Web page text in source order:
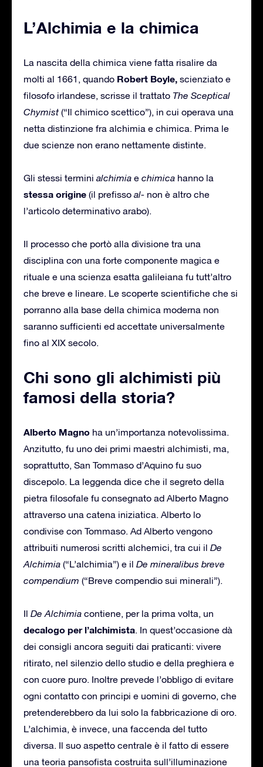
L’Alchimia e la chimica
La nascita della chimica viene fatta risalire da
molti al 1661, quando Robert Boyle, scienziato e
filosofo irlandese, scrisse il trattato The Sceptical
Chymist (“Il chimico scettico”), in cui operava una
netta distinzione fra alchimia e chimica. Prima le
due scienze non erano nettamente distinte.
Gli stessi termini alchimia e chimica hanno la
stessa origine (il prefisso al- non è altro che
l’articolo determinativo arabo).
Il processo che portò alla divisione tra una
disciplina con una forte componente magica e
rituale e una scienza esatta galileiana fu tutt’altro
che breve e lineare. Le scoperte scientifiche che si
porranno alla base della chimica moderna non
saranno sufficienti ed accettate universalmente
fino al XIX secolo.
Chi sono gli alchimisti più
famosi della storia?
Alberto Magno ha un’importanza notevolissima.
Anzitutto, fu uno dei primi maestri alchimisti, ma,
soprattutto, San Tommaso d’Aquino fu suo
discepolo. La leggenda dice che il segreto della
pietra filosofale fu consegnato ad Alberto Magno
attraverso una catena iniziatica. Alberto lo
condivise con Tommaso. Ad Alberto vengono
attribuiti numerosi scritti alchemici, tra cui il De
Alchimia (“L’alchimia”) e il De mineralibus breve
compendium (“Breve compendio sui minerali”).
Il De Alchimia contiene, per la prima volta, un
decalogo per l’alchimista. In quest’occasione dà
dei consigli ancora seguiti dai praticanti: vivere
ritirato, nel silenzio dello studio e della preghiera e
con cuore puro. Inoltre prevede l’obbligo di evitare
ogni contatto con principi e uomini di governo, che
pretenderebbero da lui solo la fabbricazione di oro.
L’alchimia, è invece, una faccenda del tutto
diversa. Il suo aspetto centrale è il fatto di essere
una teoria pansofista costruita sull’illuminazione